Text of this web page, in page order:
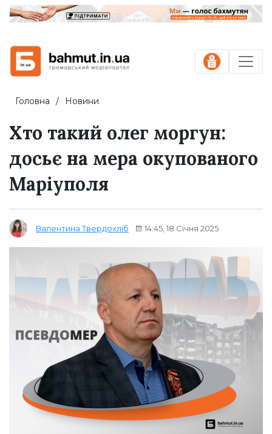
Головна Новини
Хто такий олег моргун:
досьє на мера окупованого
Маріуполя
Валентина Твердохліб 14:45, 18 Січня 2025